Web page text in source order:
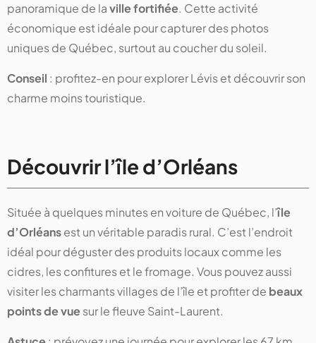
panoramique de laville fortifiée. Cette activité
économique est idéale pour capturer des photos
uniques de Québec, surtout au coucher du soleil.
Conseil : profitez-en pour explorer Lévis et découvrir son
charme moins touristique.
Découvrir l’île d’Orléans
Située à quelques minutes en voiture de Québec, l’île
d’Orléansest un véritable paradis rural. C’est l’endroit
idéal pour déguster des produits locaux comme les
cidres, les confitures et le fromage. Vous pouvez aussi
visiter les charmants villages de l’île et profiter de beaux
points de vuesur le fleuve Saint-Laurent.